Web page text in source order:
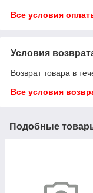
Все условия
Условия
Возврат товара в
Все условия
Подобные